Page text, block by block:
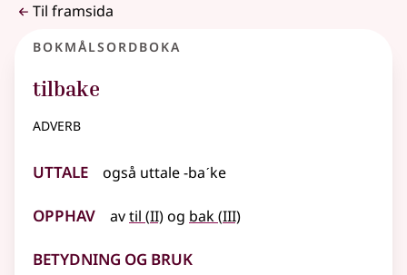
Til framsida
Bokmålsordboka
tilbake
adverb
Uttale også uttale-baˊke
Opphav avtil (2
II)og bak(3
III)
Betydning og bruk